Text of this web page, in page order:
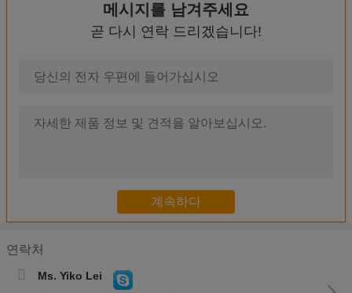
메시지를 남겨주세요
곧 다시 연락 드리겠습니다!
연락처
Ms. Yiko Lei
ISO14443 RS232 공용영역을 가진 RFID에 의하여 자동화되는
3 1에서 RFID 카드, IC 카드 판독기 작가, 읽힌 자기 카드를 위한
접근 제한 맨끝을 위한 자동화한 카드 판독기, 간이 건축물 스마
반대로 대충 훑어 보기를 가진 첫번째/가장 작은 자동화된 카드
교통 정리 체계 DC12Volt를 위한 ISO에 의하여 자동화되는 RFID
탬퍼 증거 IC는 RS 232/USB 공용영역을 가진 카드 판독기를 자동